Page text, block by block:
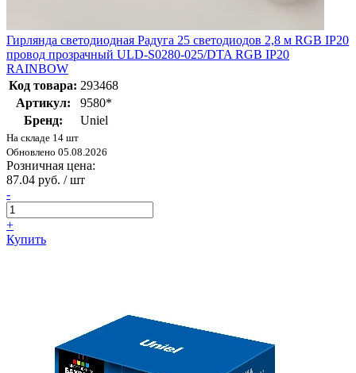
Гирлянда светодиодная Радуга 25 светодиодов 2,8 м RGB IP20
провод прозрачный ULD-S0280-025/DTA RGB IP20
RAINBOW
Код товара: 293468
Артикул:
9580*
Бренд:
Uniel
На складе 14 шт
Обновлено 05.08.2026
Розничная цена:
87.04 руб. / шт
-
+
Купить